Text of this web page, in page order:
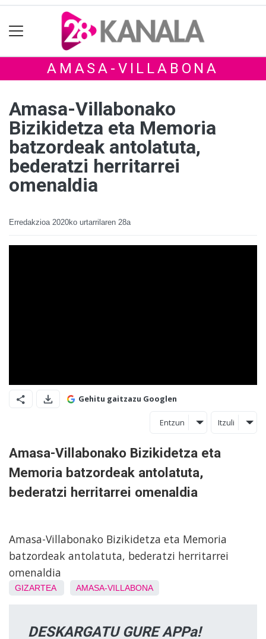
AMASA-VILLABONA
Amasa-Villabonako
Bizikidetza eta Memoria
batzordeak antolatuta,
bederatzi herritarrei
omenaldia
Erredakzioa 2020ko urtarrilaren 28a
Gehitu gaitzazu Googlen
Entzun Itzuli
Amasa-Villabonako Bizikidetza eta
Memoria batzordeak antolatuta,
bederatzi herritarrei omenaldia
Amasa-Villabonako Bizikidetza eta Memoria
batzordeak antolatuta, bederatzi herritarrei
omenaldia
GIZARTEA AMASA-VILLABONA
DESKARGATU GURE APPa!